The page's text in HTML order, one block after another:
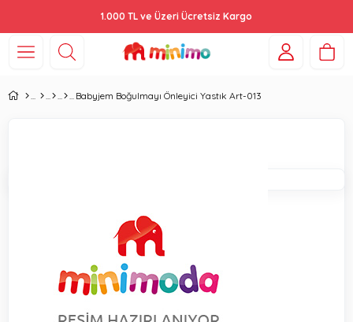
1.000 TL ve Üzeri Ücretsiz Kargo
Babyjem Boğulmayı Önleyici Yastık Art-013